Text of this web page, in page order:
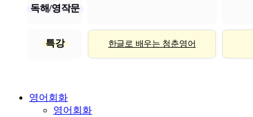
독해/영작문
특강 한글로 배우는 청춘영어
영어회화
영어회화